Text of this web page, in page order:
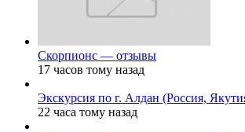
Скорпионс — отзывы
17 часов тому назад
Экскурсия по г. Алдан (Россия,
22 часа тому назад